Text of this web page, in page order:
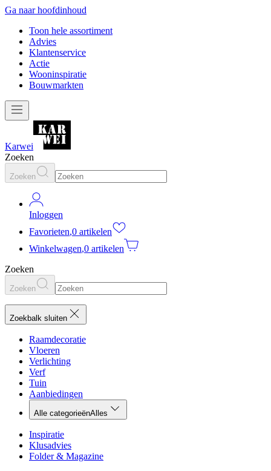
Ga naar hoofdinhoud
Toon hele assortiment
Advies
Klantenservice
Actie
Wooninspiratie
Bouwmarkten
Karwei
Zoeken
Zoeken
Inloggen
Favorieten,0 artikelen
Winkelwagen,0 artikelen
Zoeken
Zoeken
Zoekbalk sluiten
Raamdecoratie
Vloeren
Verlichting
Verf
Tuin
Aanbiedingen
Alle categorieënAlles
Inspiratie
Klusadvies
Folder & Magazine